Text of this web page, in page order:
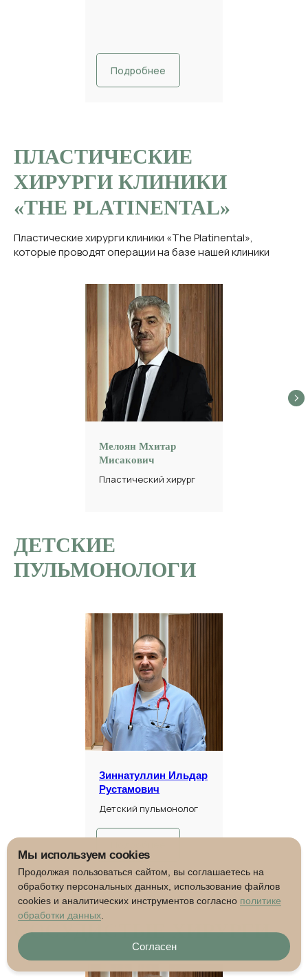
Мы используем cookies
Продолжая пользоваться сайтом, вы соглашаетесь на
обработку персональных данных, использование файлов
cookies и аналитических инструментов согласно политике
обработки данных
Согласен
Подробнее
ПЛАСТИЧЕСКИЕ
ХИРУРГИ КЛИНИКИ
«THE PLATINENTAL»
Пластические хирурги клиники «The Platinental»,
которые проводят операции на базе нашей клиники
Мелоян Мхитар
Мисакович
Пластический хирург
ДЕТСКИЕ
ПУЛЬМОНОЛОГИ
Зиннатуллин Ильдар
Рустамович
Детский пульмонолог
СОСУДИСТЫЕ ХИРУРГИ